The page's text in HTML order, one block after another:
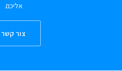
אליכם.
צור קשר